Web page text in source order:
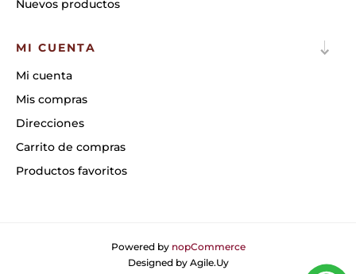
Nuevos productos
MI CUENTA
Mi cuenta
Mis compras
Direcciones
Carrito de compras
Productos favoritos
Powered by nopCommerce
Designed by Agile.Uy